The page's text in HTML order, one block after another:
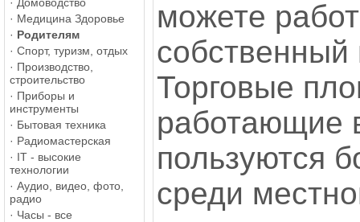
· Медицина Здоровье
· Родителям
· Спорт, туризм, отдых
· Производство,
строительство
· Приборы и
инструменты
· Бытовая техника
· Радиомастерская
· IT - высокие
технологии
· Аудио, видео, фото,
радио
· Часы - все
можете
собственный
Торговые
работающие
пользуются
среди